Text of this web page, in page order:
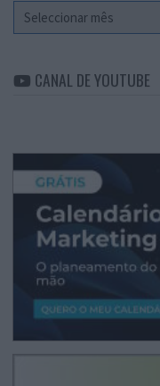
Arquivo
CANAL DE YOUTUBE